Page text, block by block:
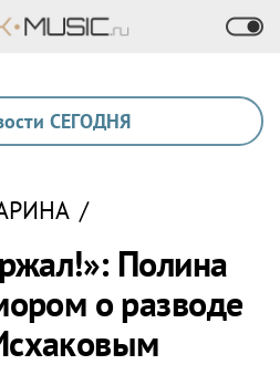
СЕГОДНЯ
/
Полина
о разводе